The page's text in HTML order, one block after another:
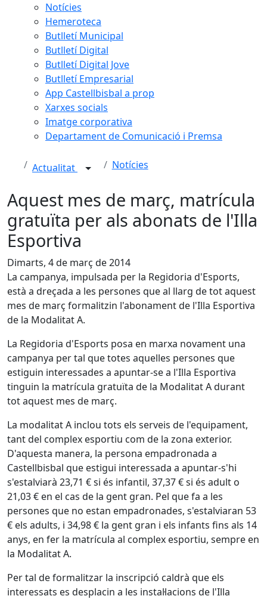
Notícies
Hemeroteca
Butlletí Municipal
Butlletí Digital
Butlletí Digital Jove
Butlletí Empresarial
App Castellbisbal a prop
Xarxes socials
Imatge corporativa
Departament de Comunicació i Premsa
Actualitat Notícies
Aquest mes de març, matrícula
gratuïta per als abonats de l'Illa
Esportiva
Dimarts, 4 de març de 2014
La campanya, impulsada per la Regidoria d'Esports,
està a dreçada a les persones que al llarg de tot aquest
mes de març formalitzin l'abonament de l'Illa Esportiva
de la Modalitat A.
La Regidoria d'Esports posa en marxa novament una
campanya per tal que totes aquelles persones que
estiguin interessades a apuntar-se a l'Illa Esportiva
tinguin la matrícula gratuïta de la Modalitat A durant
tot aquest mes de març.
La modalitat A inclou tots els serveis de l'equipament,
tant del complex esportiu com de la zona exterior.
D'aquesta manera, la persona empadronada a
Castellbisbal que estigui interessada a apuntar-s'hi
s'estalviarà 23,71 € si és infantil, 37,37 € si és adult o
21,03 € en el cas de la gent gran. Pel que fa a les
persones que no estan empadronades, s'estalviaran 53
€ els adults, i 34,98 € la gent gran i els infants fins als 14
anys, en fer la matrícula al complex esportiu, sempre en
la Modalitat A.
Per tal de formalitzar la inscripció caldrà que els
interessats es desplacin a les instal·lacions de l'Illa